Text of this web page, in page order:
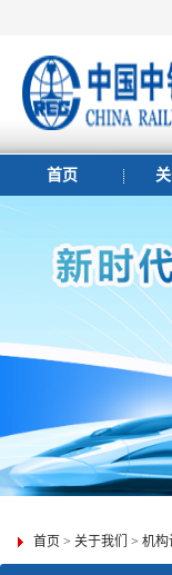
首页
首页 > 关于我们 > 机构